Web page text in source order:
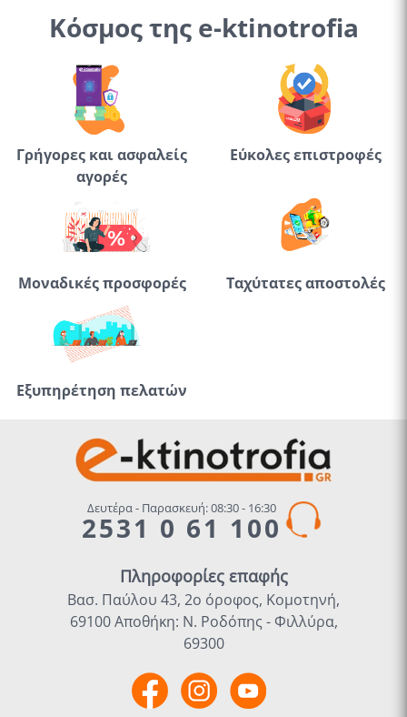
Κόσμος της e-ktinotrofia
Γρήγορες και ασφαλείς
αγορές
Εύκολες επιστροφές
Μοναδικές προσφορές Ταχύτατες αποστολές
Εξυπηρέτηση πελατών
Δευτέρα - Παρασκευή: 08:30 - 16:30
2531 0 61 100
Πληροφορίες επαφής
Βασ. Παύλου 43, 2ο όροφος, Κομοτηνή,
69100 Αποθήκη: Ν. Ροδόπης - Φιλλύρα,
69300